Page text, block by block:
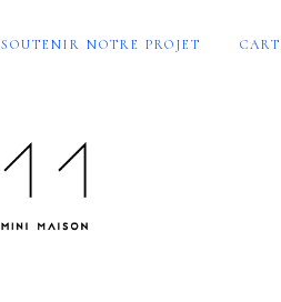
SOUTENIR NOTRE PROJET